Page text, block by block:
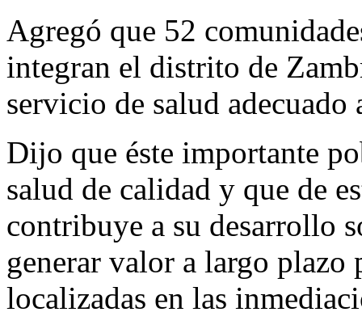
Agregó que 52
integran el distrito de
servicio de salud
Dijo que éste importante
salud de calidad y que de
contribuye a su desarrollo
generar valor a largo plazo
localizadas en las